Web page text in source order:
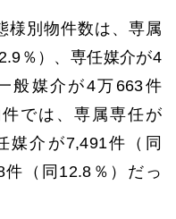
別物件数は、専属
％）、専任媒介が4
般媒介が4万663件
では、専属専任が
媒介が7,491件（同
（同12.8％）だっ